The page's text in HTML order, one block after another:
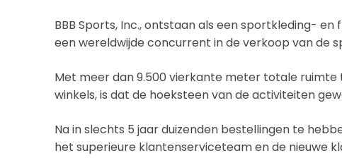
BBB Sports, Inc., ontstaan als een sportkleding-
een wereldwijde concurrent in de verkoop van de
Met meer dan 9.500 vierkante meter totale ruimte
winkels, is dat de hoeksteen van de activiteiten
Na in slechts 5 jaar duizenden bestellingen te
het superieure klantenserviceteam en de nieuwe